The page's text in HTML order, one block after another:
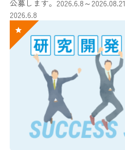
公募します。2026.6.8～2026.08.21
2026.6.8